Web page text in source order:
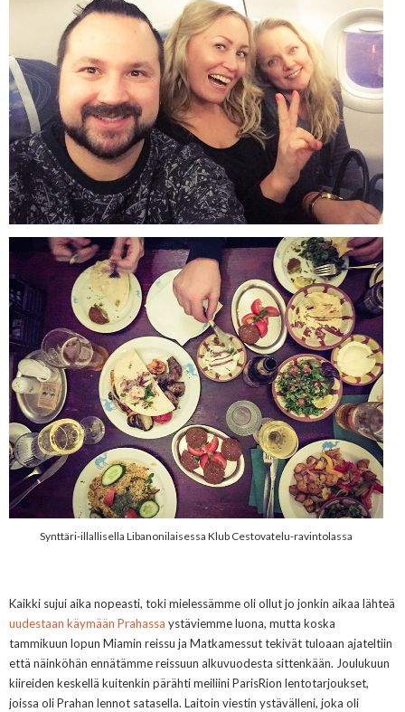
Synttäri-illallisella Libanonilaisessa Klub Cestovatelu-ravintolassa
Kaikki sujui aika nopeasti, toki mielessämme oli ollut jo jonkin aikaa lähteä
uudestaan käymään Prahassa ystäviemme luona, mutta koska
tammikuun lopun Miamin reissu ja Matkamessut tekivät tuloaan ajateltiin
että näinköhän ennätämme reissuun alkuvuodesta sittenkään. Joulukuun
kiireiden keskellä kuitenkin pärähti meiliini ParisRion lentotarjoukset,
joissa oli Prahan lennot satasella. Laitoin viestin ystävälleni, joka oli